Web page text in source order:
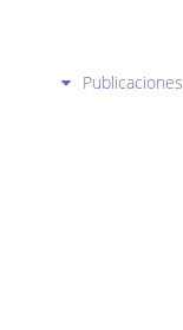
Publicaciones